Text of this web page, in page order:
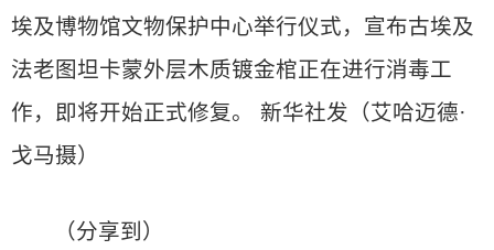
埃及博物馆文物保护中心举行仪式，宣布古埃及
法老图坦卡蒙外层木质镀金棺正在进行消毒工
作，即将开始正式修复。 新华社发（艾哈迈德·
戈马摄）
（分享到）